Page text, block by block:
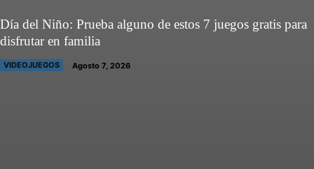
Día del Niño: Prueba alguno de estos 7 juegos gratis para
disfrutar en familia
VIDEOJUEGOS Agosto 7, 2026